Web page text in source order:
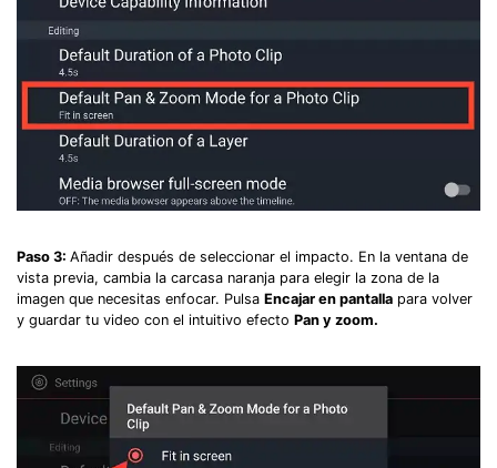
Paso 3: Añadir después de seleccionar el impacto. En la ventana de
vista previa, cambia la carcasa naranja para elegir la zona de la
imagen que necesitas enfocar. Pulsa Encajar en pantalla para volver
y guardar tu video con el intuitivo efecto Pan y zoom.